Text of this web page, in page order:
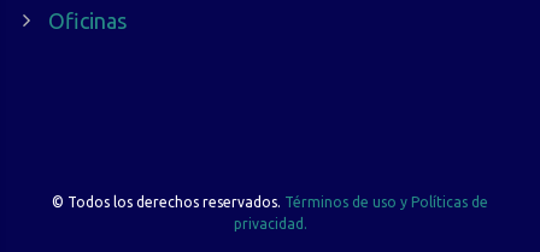
Oficinas
© Todos los derechos reservados. Términos de uso y Políticas de
privacidad.